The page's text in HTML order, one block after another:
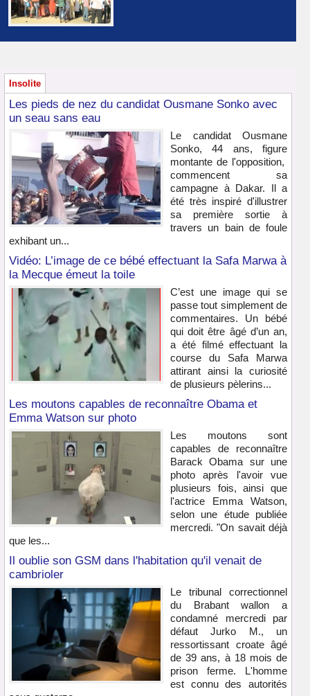
Insolite
Les pieds de nez du candidat Ousmane Sonko avec
un seau sans eau
Le candidat Ousmane
Sonko, 44 ans, figure
montante de l'opposition,
commencent sa
campagne à Dakar. Il a
été très inspiré d'illustrer
sa première sortie à
travers un bain de foule
exhibant un...
Vidéo: L’image de ce bébé effectuant la Safa Marwa à
la Mecque émeut la toile
C’est une image qui se
passe tout simplement de
commentaires. Un bébé
qui doit être âgé d’un an,
a été filmé effectuant la
course du Safa Marwa
attirant ainsi la curiosité
de plusieurs pèlerins...
Les moutons capables de reconnaître Obama et
Emma Watson sur photo
Les moutons sont
capables de reconnaître
Barack Obama sur une
photo après l'avoir vue
plusieurs fois, ainsi que
l'actrice Emma Watson,
selon une étude publiée
mercredi. "On savait déjà
que les...
Il oublie son GSM dans l'habitation qu'il venait de
cambrioler
Le tribunal correctionnel
du Brabant wallon a
condamné mercredi par
défaut Jurko M., un
ressortissant croate âgé
de 39 ans, à 18 mois de
prison ferme. L'homme
est connu des autorités